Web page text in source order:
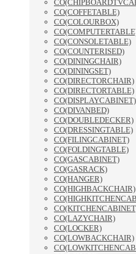
CO(COFFETABLE)
CO(COLOURBOX)
CO(CONSOLETABLE)
CO(COUNTERISED)
CO(DININGCHAIR)
CO(DININGSET)
CO(DIRECTORCHAIR)
CO(DIRECTORTABLE)
CO(DISPLAYCABINET)
CO(DIVANBED)
CO(DOUBLEDECKER)
CO(DRESSINGTABLE)
CO(FILINGCABINET)
CO(FOLDINGTABLE)
CO(GASCABINET)
CO(GASRACK)
CO(HANGER)
CO(HIGHBACKCHAIR)
CO(LAZYCHAIR)
CO(LOCKER)
CO(LOWBACKCHAIR)